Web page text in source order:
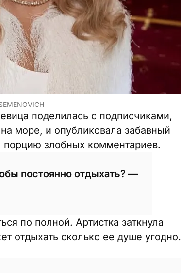
поделилась с подписчиками,
море, и опубликовала забавный
порцию злобных комментариев.
постоянно отдыхать? —
по полной. Артистка заткнула
отдыхать сколько ее душе угодно.